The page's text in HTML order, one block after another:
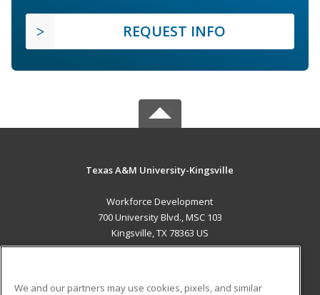
REQUEST INFO
Texas A&M University-Kingsville
Workforce Development
700 University Blvd., MSC 103
Kingsville, TX 78363 US
We and our partners may use cookies, pixels, and similar